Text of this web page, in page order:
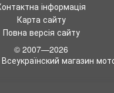
інформація
Карта сайту
Повна версія сайту
© 2007—2026
магазин